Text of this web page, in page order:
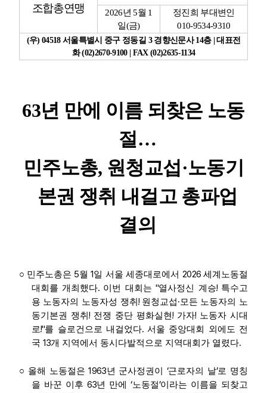
조합총연맹
2026년5월 1
일(금)
정진희 부대변인
010-9534-9310
(우) 04518서울특별시 중구 정동길 3 경향신문사14층 |대표전
화(02)2670-9100 | FAX (02)2635-1134
63년 만에 이름 되찾은 노동
절…
민주노총, 원청교섭·노동기
본권 쟁취 내걸고 총파업
결의
○ 민주노총은 5월1일 서울 세종대로에서 2026세계노동절
대회를 개최했다. 이번 대회는"열사정신 계승! 특수고
용 노동자의 노동자성 쟁취 ! 원청교섭·모든 노동자의 노
동기본권 쟁취 ! 전쟁 중단 평화실현! 가자! 노동자 시대
로!"를 슬로건으로 내걸었다. 서울 중앙대회 외에도 전
국 13개 지역에서 동시다발적으로 지역대회가 열렸다.
○ 올해 노동절은1963년 군사정권이 ‘근로자의 날’로 명칭
을 바꾼 이후 63년 만에‘노동절’이라는 이름을 되찾고